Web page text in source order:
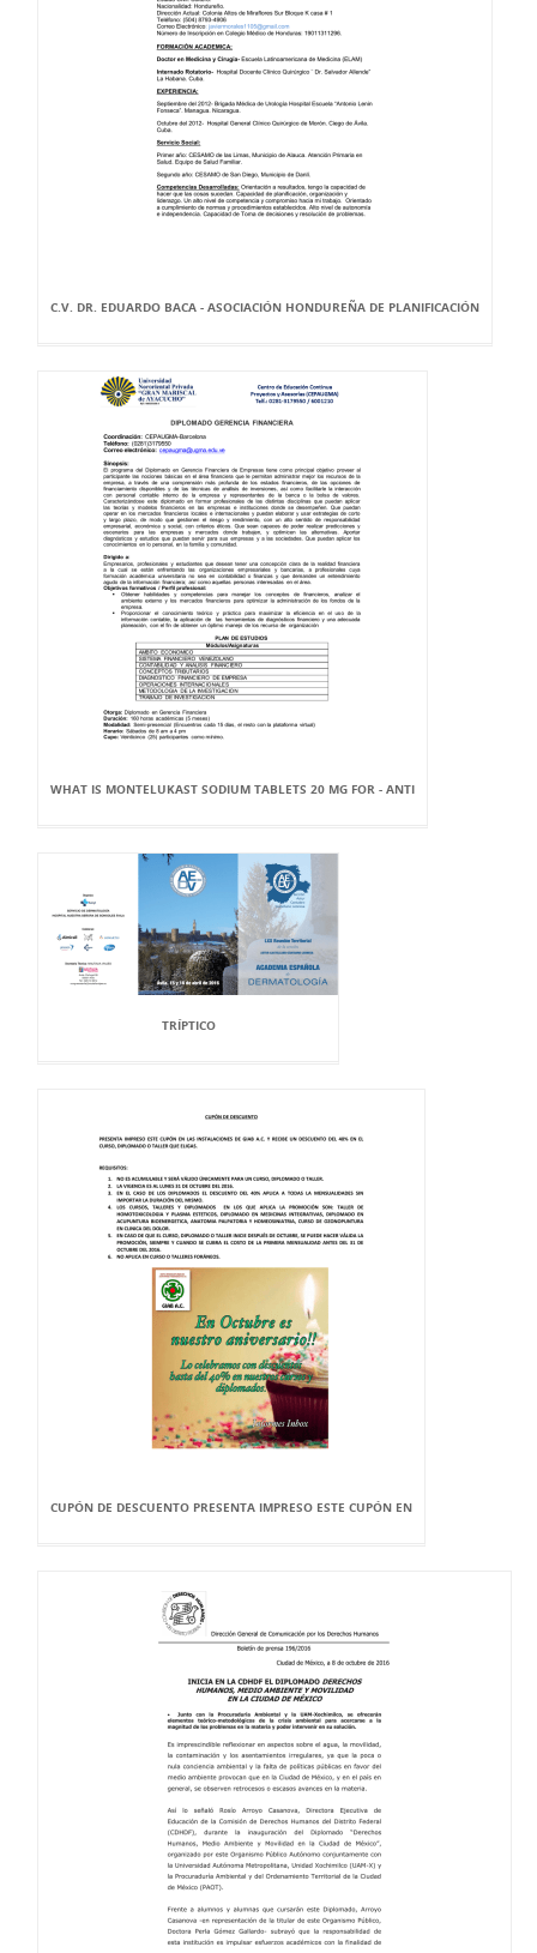
C.V. DR. EDUARDO BACA - ASOCIACIÓN HONDUREÑA DE PLANIFICACIÓN
WHAT IS MONTELUKAST SODIUM TABLETS 20 MG FOR - ANTI
TRÍPTICO
CUPÓN DE DESCUENTO PRESENTA IMPRESO ESTE CUPÓN EN